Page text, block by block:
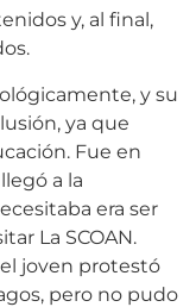
y, al final,
y su
ya que
Fue en
a la
era ser
La SCOAN.
joven protestó
pero no pudo